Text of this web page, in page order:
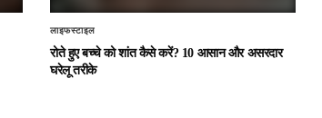
लाइफस्टाइल
रोते हुए बच्चे को शांत कैसे करें? 10 आसान और असरदार
घरेलू तरीके